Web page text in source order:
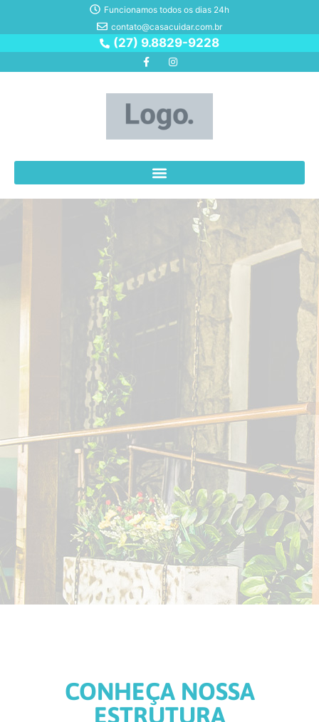
Funcionamos todos os dias 24h
contato@casacuidar.com.br​
(27) 9.8829-9228
Venha se
CONHEÇA NOSSA
ESTRUTURA